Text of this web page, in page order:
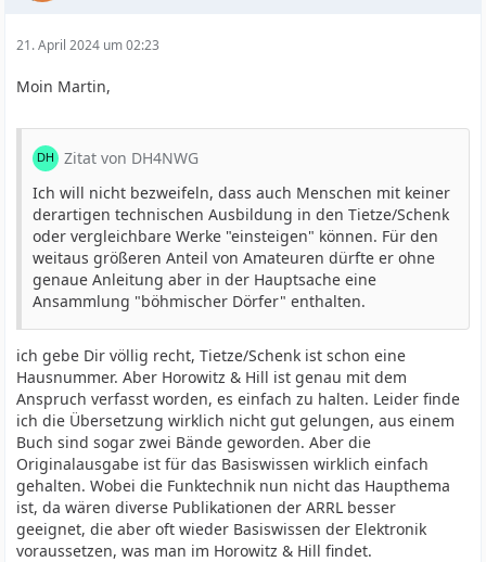
21. April 2024 um 02:23
Moin Martin,
Zitat von DH4NWG
Ich will nicht bezweifeln, dass auch Menschen mit keiner
derartigen technischen Ausbildung in den Tietze/Schenk
oder vergleichbare Werke "einsteigen" können. Für den
weitaus größeren Anteil von Amateuren dürfte er ohne
genaue Anleitung aber in der Hauptsache eine
Ansammlung "böhmischer Dörfer" enthalten.
ich gebe Dir völlig recht, Tietze/Schenk ist schon eine
Hausnummer. Aber Horowitz & Hill ist genau mit dem
Anspruch verfasst worden, es einfach zu halten. Leider finde
ich die Übersetzung wirklich nicht gut gelungen, aus einem
Buch sind sogar zwei Bände geworden. Aber die
Originalausgabe ist für das Basiswissen wirklich einfach
gehalten. Wobei die Funktechnik nun nicht das Haupthema
ist, da wären diverse Publikationen der ARRL besser
geeignet, die aber oft wieder Basiswissen der Elektronik
voraussetzen, was man im Horowitz & Hill findet.